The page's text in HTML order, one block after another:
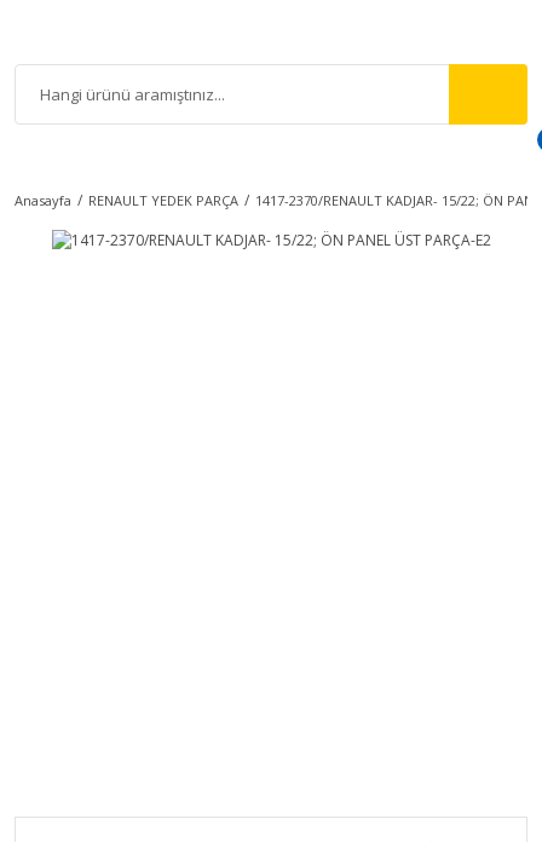
Anasayfa RENAULT YEDEK PARÇA 1417-2370/RENAULT KADJAR- 15/22; ÖN